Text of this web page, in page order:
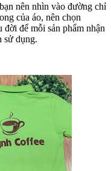
bạn nên nhìn vào đường chỉ
của áo, nên chọn
để mỗi sản phẩm nhận
sử dụng.